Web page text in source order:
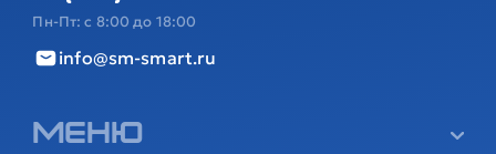
Пн-Пт: с 8:00 до 18:00
info@sm-smart.ru
Меню